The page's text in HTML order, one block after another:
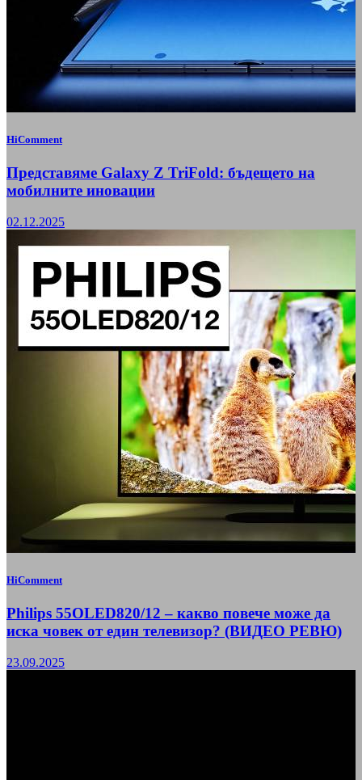
HiComment
Представяме Galaxy Z TriFold: бъдещето на
мобилните иновации
02.12.2025
HiComment
Philips 55OLED820/12 – какво повече може да
иска човек от един телевизор? (ВИДЕО РЕВЮ)
23.09.2025